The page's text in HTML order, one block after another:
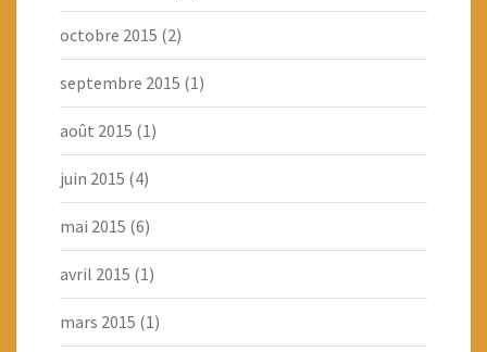
octobre 2015 (2)
septembre 2015 (1)
août 2015 (1)
juin 2015 (4)
mai 2015 (6)
avril 2015 (1)
mars 2015 (1)